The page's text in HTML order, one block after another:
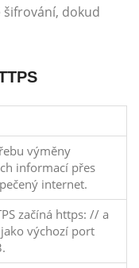
dokud
výměny
informací přes
internet.
začíná https: // a
výchozí port